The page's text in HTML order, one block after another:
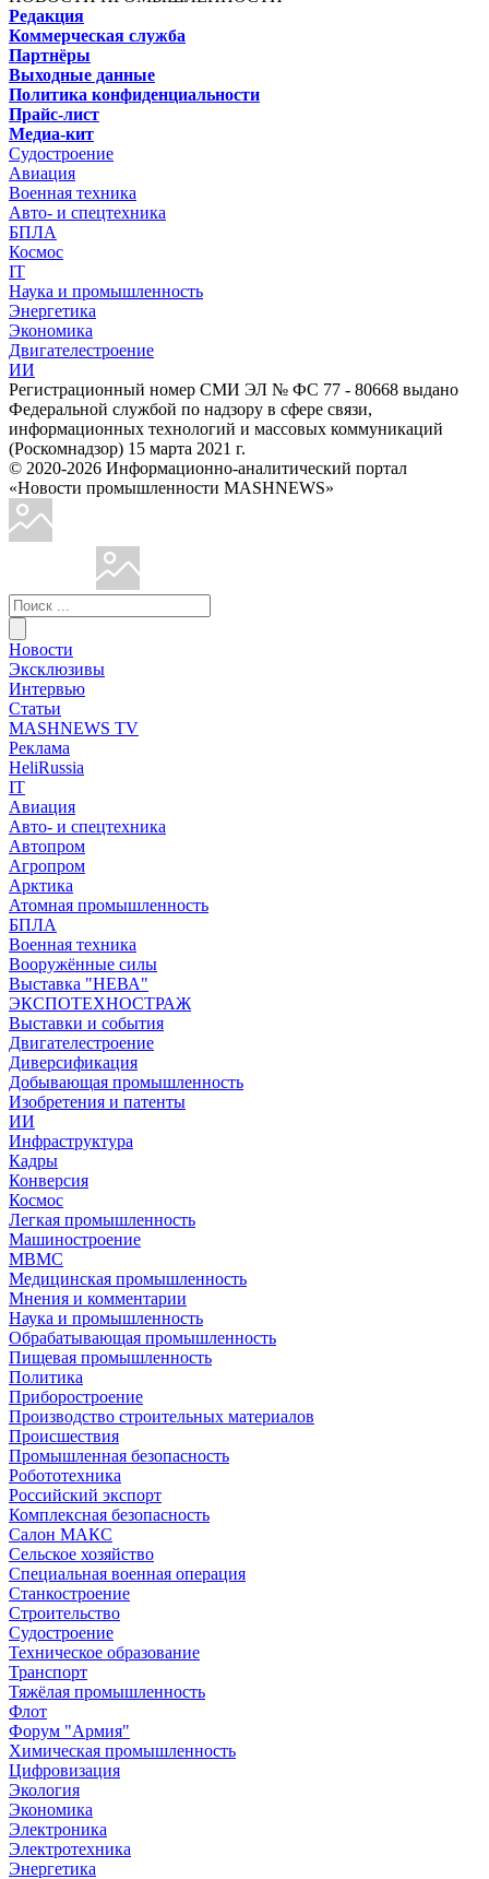
Редакция
Коммерческая служба
Партнёры
Выходные данные
Политика конфиденциальности
Прайс-лист
Медиа-кит
Судостроение
Авиация
Военная техника
Авто- и спецтехника
БПЛА
Космос
IT
Наука и промышленность
Энергетика
Экономика
Двигателестроение
ИИ
Регистрационный номер СМИ ЭЛ № ФС 77 - 80668 выдано
Федеральной службой по надзору в сфере связи,
информационных технологий и массовых коммуникаций
(Роскомнадзор) 15 марта 2021 г.
© 2020-2026 Информационно-аналитический портал
«Новости промышленности MASHNEWS»
Новости
Эксклюзивы
Интервью
Статьи
MASHNEWS TV
Реклама
HeliRussia
IT
Авиация
Авто- и спецтехника
Автопром
Агропром
Арктика
Атомная промышленность
БПЛА
Военная техника
Вооружённые силы
Выставка "НЕВА"
ЭКСПОТЕХНОСТРАЖ
Выставки и события
Двигателестроение
Диверсификация
Добывающая промышленность
Изобретения и патенты
ИИ
Инфраструктура
Кадры
Конверсия
Космос
Легкая промышленность
Машиностроение
МВМС
Медицинская промышленность
Мнения и комментарии
Наука и промышленность
Обрабатывающая промышленность
Пищевая промышленность
Политика
Приборостроение
Производство строительных материалов
Происшествия
Промышленная безопасность
Робототехника
Российский экспорт
Комплексная безопасность
Салон МАКС
Сельское хозяйство
Специальная военная операция
Станкостроение
Строительство
Судостроение
Техническое образование
Транспорт
Тяжёлая промышленность
Флот
Форум "Армия"
Химическая промышленность
Цифровизация
Экология
Экономика
Электроника
Электротехника
Энергетика